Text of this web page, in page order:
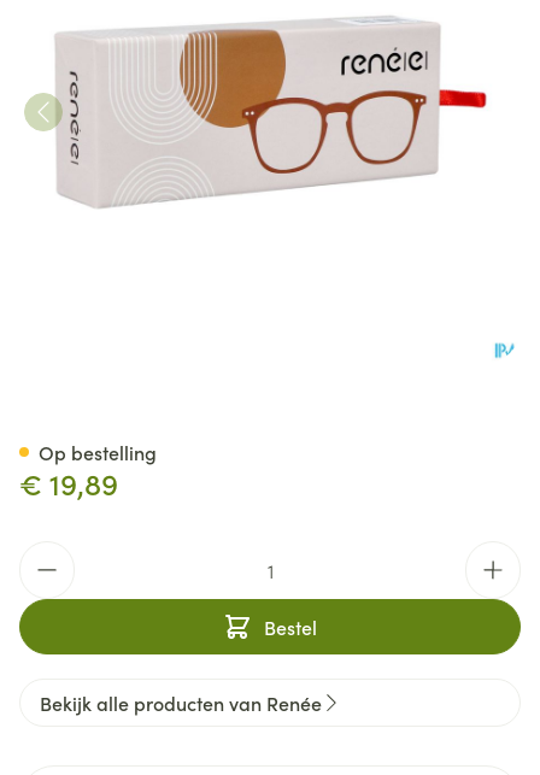
€ 19,89
Bestel
Op bestelling
Bekijk alle producten van Renée